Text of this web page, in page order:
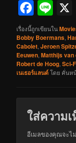
เรื่องนี้ถูกเขียนใน
Bobby Boermans,
Cabolet,Jeroen
Eeuwen,Matthijs van
Robert de Hoog,Sci-
เนเธอร์แลนด์โดย คั่นห
ใส่ความ
อีเมลของคุณจะไ